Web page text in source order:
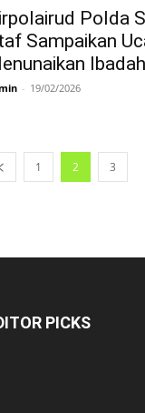
Polda
Sampaikan
- 19/02/2026
1 2 3
PICKS